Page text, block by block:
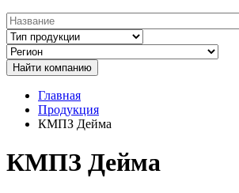
Главная
Продукция
КМПЗ Дейма
КМПЗ Дейма